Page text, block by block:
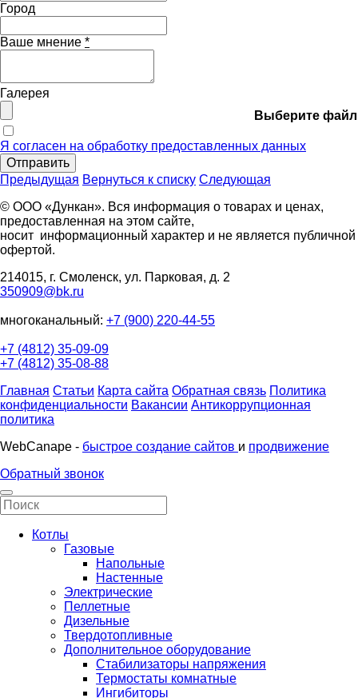
Город
Ваше мнение *
Галерея
Выберите файл
Я согласен на обработку предоставленных данных
Отправить
Предыдущая Вернуться к списку Следующая
© ООО «Дункан». Вся информация о товарах и ценах,
предоставленная на этом сайте,
носит информационный характер и не является публичной
офертой.
214015, г. Смоленск, ул. Парковая, д. 2
350909@bk.ru
многоканальный: +7 (900) 220-44-55
+7 (4812) 35-09-09
+7 (4812) 35-08-88
Главная Статьи Карта сайта Обратная связь Политика
конфиденциальности Вакансии Антикоррупционная
политика
WebCanape - быстрое создание сайтов и продвижение
Обратный звонок
Котлы
Газовые
Напольные
Настенные
Электрические
Пеллетные
Дизельные
Твердотопливные
Дополнительное оборудование
Стабилизаторы напряжения
Термостаты комнатные
Ингибиторы